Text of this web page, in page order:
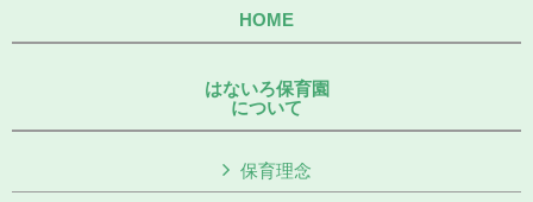
HOME
はないろ保育園
について
保育理念